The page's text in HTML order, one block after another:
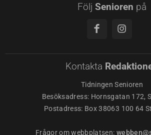
Följ Senioren på
Kontakta
Tidningen Senioren
Besöksadress: Hornsgatan 172,
Postadress: Box 38063 100 64
Frågor om webbplatsen: